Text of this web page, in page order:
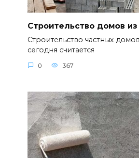
Строительство домов из
Строительство частных
сегодня считается
0 367